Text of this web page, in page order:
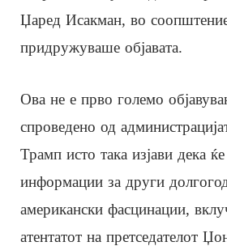
Џаред Исакман, во
придружуваше објавата.
Ова не е прво големо
спроведено од
Трамп исто така изјави дека
информации за други
американски фасцинации,
атентатот на претседателот